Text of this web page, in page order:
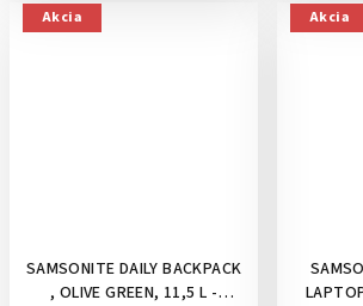
Akcia
SAMSONITE DAILY BACKPACK
, OLIVE GREEN, 11,5 L -
Akcia